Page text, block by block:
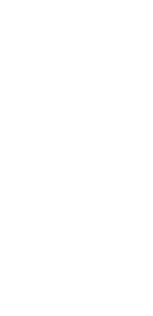
ログ投
ページ
モバイルイン
ブログ記事を
ダッシ